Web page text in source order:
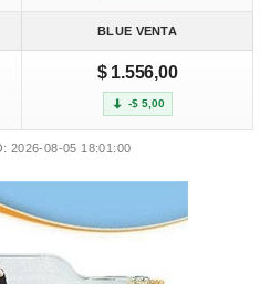
BLUE VENTA
$ 1.556,00
-$ 5,00
2026-08-05 18:01:00